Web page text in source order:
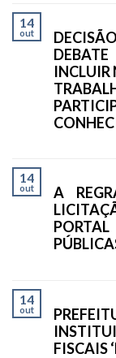
14
out
INCLUIR
14
out
A
14
out
FISCAIS